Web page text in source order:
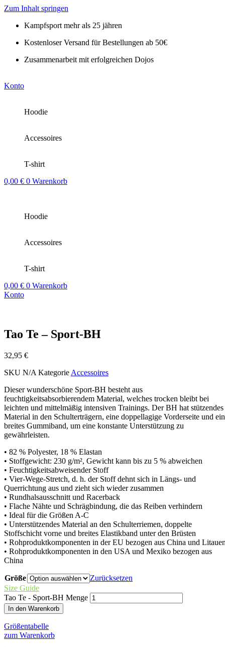
Zum Inhalt springen
Kampfsport mehr als 25 jähren
Kostenloser Versand für Bestellungen ab 50€
Zusammenarbeit mit erfolgreichen Dojos
Konto
Hoodie
Accessoires
T-shirt
0,00 € 0 Warenkorb
Hoodie
Accessoires
T-shirt
0,00 € 0 Warenkorb
Konto
Tao Te – Sport-BH
32,95 €
SKU N/A Kategorie Accessoires
Dieser wunderschöne Sport-BH besteht aus
feuchtigkeitsabsorbierendem Material, welches trocken bleibt bei
leichten und mittelmäßig intensiven Trainings. Der BH hat stützendes
Material in den Schulterträgern, eine doppellagige Vorderseite und ein
breites Gummiband, um eine konstante Unterstützung zu
gewährleisten.
• 82 % Polyester, 18 % Elastan
• Stoffgewicht: 230 g/m², Gewicht kann bis zu 5 % abweichen
• Feuchtigkeitsabweisender Stoff
• Vier-Wege-Stretch, d. h. der Stoff dehnt sich in Längs- und
Querrichtung aus und zieht sich wieder zusammen
• Rundhalsausschnitt und Racerback
• Flache Nähte und Schrägbindung, die das Reiben verhindern
• Ideal für die Größen A-C
• Unterstützendes Material an den Schulterriemen, doppelte
Stoffschicht vorne und breites Elastikband unter den Brüsten
• Rohproduktkomponenten in der EU bezogen aus China und
• Rohproduktkomponenten in den USA und Mexiko bezogen aus
China
Größe
Zurücksetzen
Size Guide
Tao Te - Sport-BH Menge
In den Warenkorb
Größentabelle
zum Warenkorb